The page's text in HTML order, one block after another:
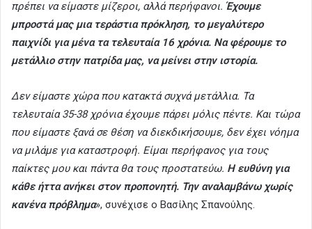
πρέπει να είμαστε μίζεροι, αλλά περήφανοι. Έχουμε
μπροστά μας μια τεράστια πρόκληση, το μεγαλύτερο
παιχνίδι για μένα τα τελευταία 16 χρόνια. Να φέρουμε το
μετάλλιο στην πατρίδα μας, να μείνει στην ιστορία.
Δεν είμαστε χώρα που κατακτά συχνά μετάλλια. Τα
τελευταία 35-38 χρόνια έχουμε πάρει μόλις πέντε. Και τώρα
που είμαστε ξανά σε θέση να διεκδικήσουμε, δεν έχει νόημα
να μιλάμε για καταστροφή. Είμαι περήφανος για τους
παίκτες μου και πάντα θα τους προστατεύω. Η ευθύνη για
κάθε ήττα ανήκει στον προπονητή. Την αναλαμβάνω χωρίς
κανένα πρόβλημα», συνέχισε ο Βασίλης Σπανούλης.